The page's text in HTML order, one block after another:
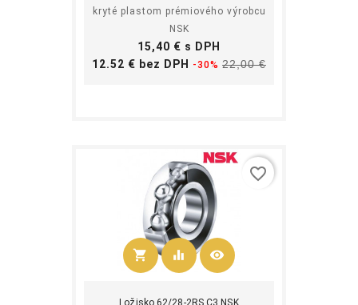
kryté plastom prémiového výrobcu
NSK
Cena
15,40 € s DPH
12.52 € bez DPH Základná
-30% 22,00 €Cena
shopping_cart
Kúpiť
equalizer visibility
Ložisko 62/28-2RS C3 NSK
favorite_border